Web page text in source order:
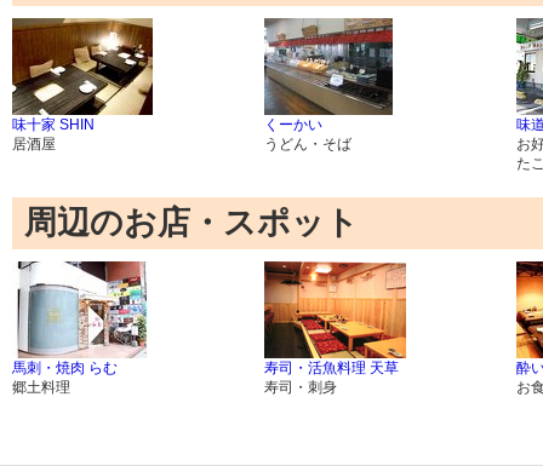
味十家 SHIN
居酒屋
くーかい
うどん・そば
味
お
た
周辺のお店・スポット
馬刺・焼肉 らむ
郷土料理
寿司・活魚料理 天草
寿司・刺身
酔
お